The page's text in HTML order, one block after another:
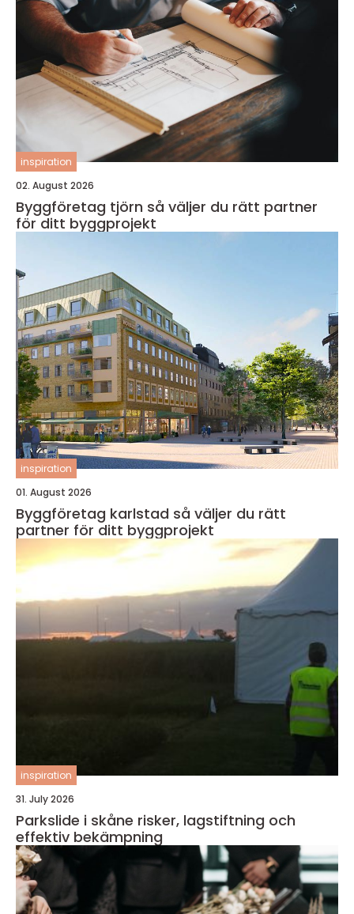
inspiration
02. August 2026
Byggföretag tjörn så väljer du rätt partner
för ditt byggprojekt
inspiration
01. August 2026
Byggföretag karlstad så väljer du rätt
partner för ditt byggprojekt
inspiration
31. July 2026
Parkslide i skåne risker, lagstiftning och
effektiv bekämpning